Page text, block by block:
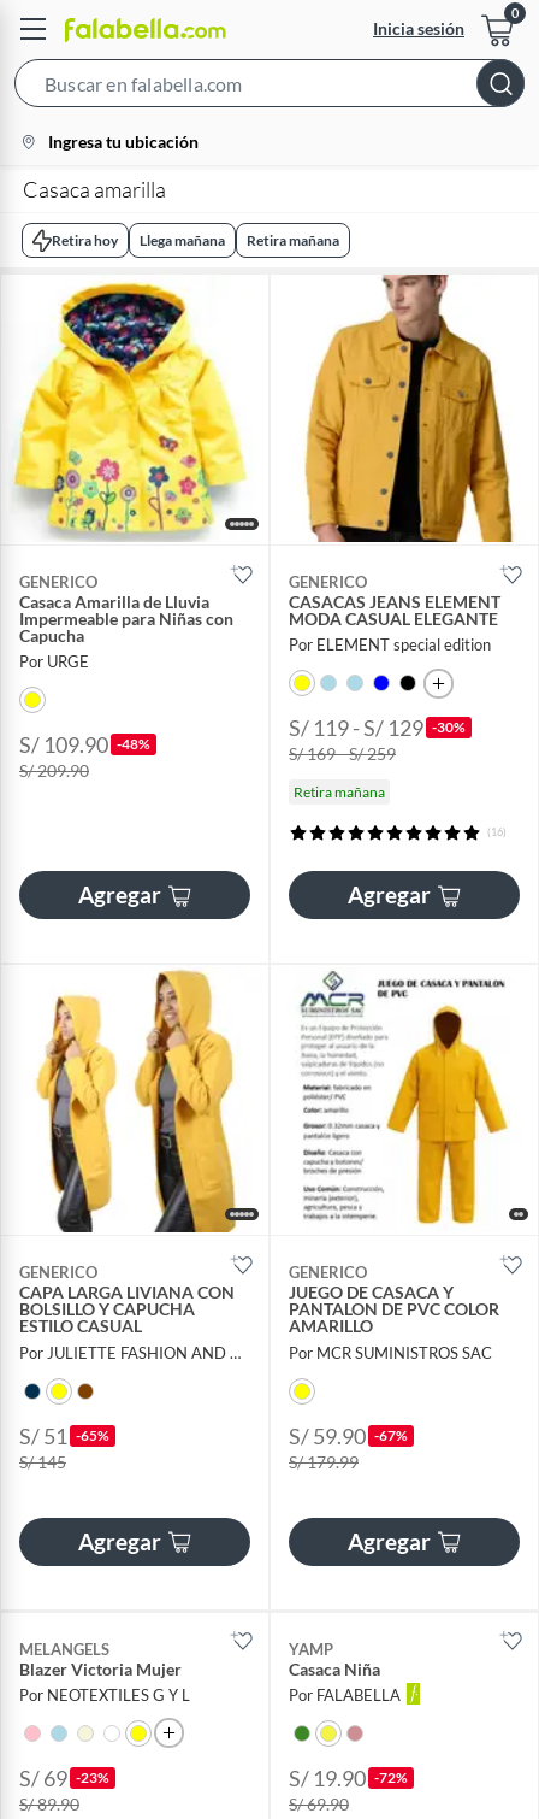
Inicia sesión
Bar
location-
icon
Ingresa tu ubicación
Casaca amarilla
Retira hoy Llega mañana Retira mañana
GENERICO
Casaca Amarilla de Lluvia
Impermeable para Niñas con
Capucha
Por URGE
S/ 109.90 -48%
S/ 209.90
Agregar
GENERICO
CASACAS JEANS ELEMENT
MODA CASUAL ELEGANTE
Por ELEMENT special edition
S/ 119 - S/ 129 -30%
S/ 169 - S/ 259
Retira mañana
(16)
Agregar
GENERICO
CAPA LARGA LIVIANA CON
BOLSILLO Y CAPUCHA
ESTILO CASUAL
Por JULIETTE FASHION AND HOME
S/ 51 -65%
S/ 145
Agregar
GENERICO
JUEGO DE CASACA Y
PANTALON DE PVC COLOR
AMARILLO
Por MCR SUMINISTROS SAC
S/ 59.90 -67%
S/ 179.99
Agregar
MELANGELS
Blazer Victoria Mujer
Por NEOTEXTILES G Y L
S/ 69 -23%
S/ 89.90
YAMP
Casaca Niña
Por FALABELLA
S/ 19.90 -72%
S/ 69.90